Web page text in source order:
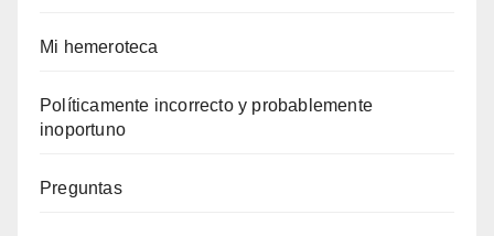
Mi hemeroteca
Polí­ticamente incorrecto y probablemente
inoportuno
Preguntas